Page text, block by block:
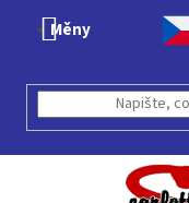
Měny